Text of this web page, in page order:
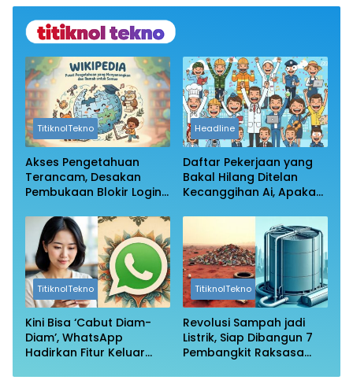
TitiknolTekno
Akses Pengetahuan
Terancam, Desakan
Pembukaan Blokir Login
Headline
Daftar Pekerjaan yang
Bakal Hilang Ditelan
Kecanggihan Ai, Apakah
Aman?
TitiknolTekno
Kini Bisa ‘Cabut Diam-
Diam’, WhatsApp
Hadirkan Fitur Keluar
TitiknolTekno
Revolusi Sampah jadi
Listrik, Siap Dibangun 7
Pembangkit Raksasa